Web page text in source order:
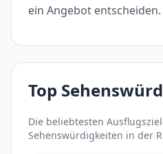
ein Angebot entscheiden.
Top
Die beliebtesten
Sehenswürdigkeiten in der